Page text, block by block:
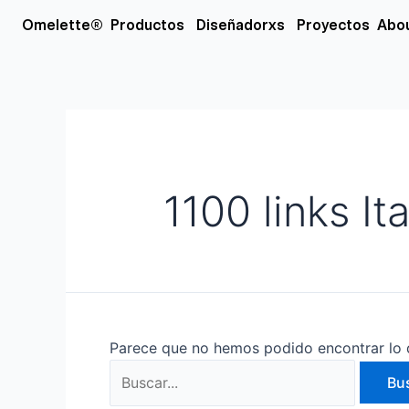
Omelette® Productos Open Productos
Diseñadorxs Open
Proyectos
1100 links
Parece que no hemos podido encontrar
por: